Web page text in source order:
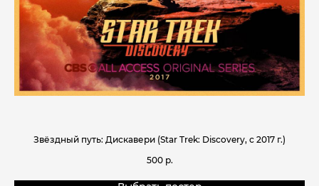
Звёздный путь: Дискавери (Star Trek: Discovery, с 2017 г.)
500 р.